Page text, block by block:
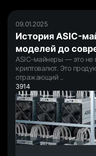
09.01.2025
История ASIC-
моделей до
ASIC-майнеры — это не
криптовалют. Это
отражающий ..
3914